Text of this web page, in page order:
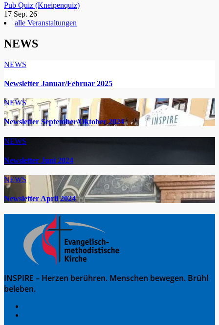
Pub Quiz (Kneipenquiz)
17 Sep. 26
alle Veranstaltungen
NEWS
NEWS
Newsletter Januar/Februar 2025
NEWS
Newsletter September/Oktober 2024
NEWS
Newsletter Juni 2024
NEWS
Newsletter April 2024
INSPIRE – Herzen berühren. Menschen bewegen. Brühl
beleben.